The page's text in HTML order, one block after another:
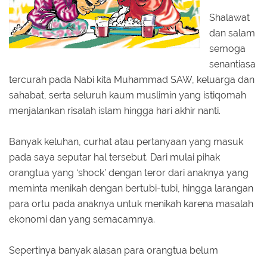
Shalawat
dan salam
semoga
senantiasa
tercurah pada Nabi kita Muhammad SAW, keluarga dan
sahabat, serta seluruh kaum muslimin yang istiqomah
menjalankan risalah islam hingga hari akhir nanti.
Banyak keluhan, curhat atau pertanyaan yang masuk
pada saya seputar hal tersebut. Dari mulai pihak
orangtua yang ‘shock’ dengan teror dari anaknya yang
meminta menikah dengan bertubi-tubi, hingga larangan
para ortu pada anaknya untuk menikah karena masalah
ekonomi dan yang semacamnya.
Sepertinya banyak alasan para orangtua belum